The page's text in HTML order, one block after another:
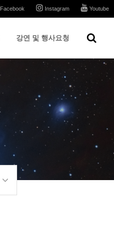
Facebook Instagram Youtube
강연 및 행사요청